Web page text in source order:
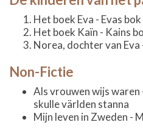
Het boek Eva - Evas bok
Het boek Kaïn - Kains
Norea, dochter van Eva
Non-Fictie
Als vrouwen wijs
skulle världen stanna
Mijn leven in Zweden -